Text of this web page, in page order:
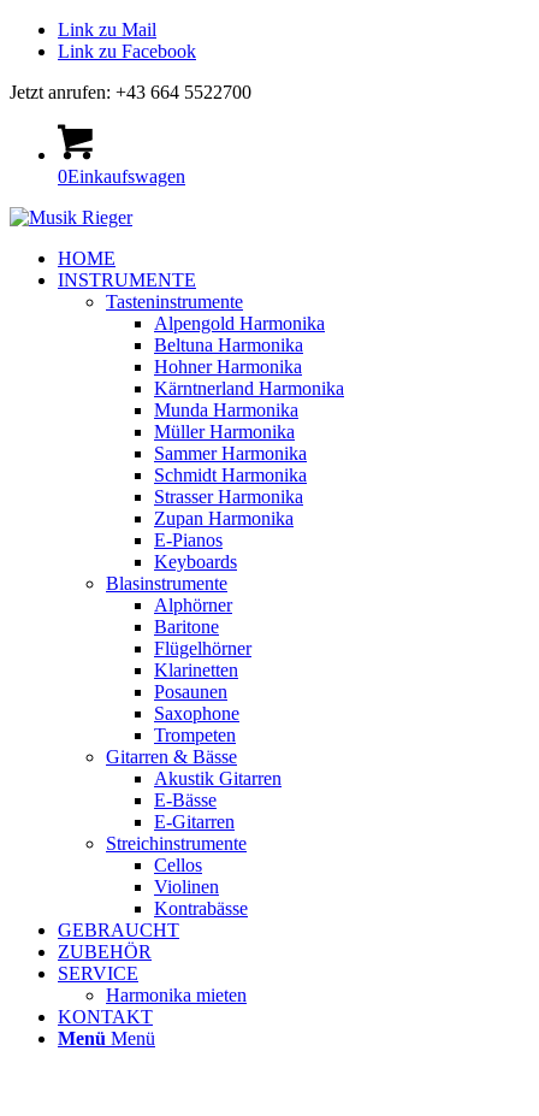
Link zu Mail
Link zu Facebook
Jetzt anrufen: +43 664 5522700
0Einkaufswagen
HOME
INSTRUMENTE
Tasteninstrumente
Alpengold Harmonika
Beltuna Harmonika
Hohner Harmonika
Kärntnerland Harmonika
Munda Harmonika
Müller Harmonika
Sammer Harmonika
Schmidt Harmonika
Strasser Harmonika
Zupan Harmonika
E-Pianos
Keyboards
Blasinstrumente
Alphörner
Baritone
Flügelhörner
Klarinetten
Posaunen
Saxophone
Trompeten
Gitarren & Bässe
Akustik Gitarren
E-Bässe
E-Gitarren
Streichinstrumente
Cellos
Violinen
Kontrabässe
GEBRAUCHT
ZUBEHÖR
SERVICE
Harmonika mieten
KONTAKT
Menü Menü